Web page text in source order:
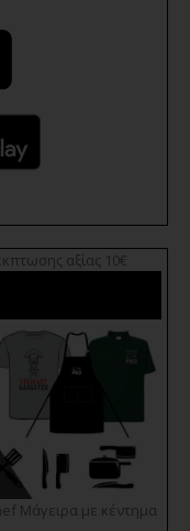
αξίας 10€
Μάγειρα με κέντημα